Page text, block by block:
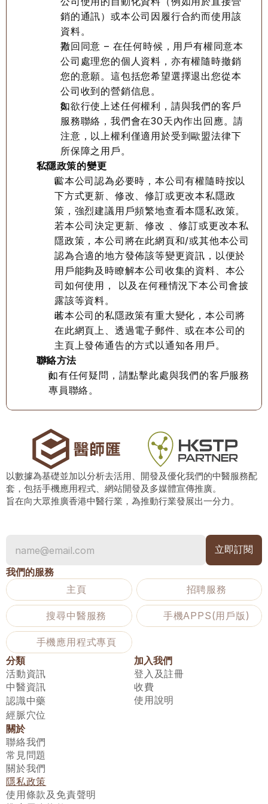
銷的通訊）或本公司因履行合約而使用該
資料。
撤回同意 – 在任何時候，用戶有權同意本
公司處理您的個人資料，亦有權隨時撤銷
您的意願。這包括您希望選擇退出您從本
公司收到的營銷信息。
如欲行使上述任何權利，請與我們的客戶
服務聯絡，我們會在30天內作出回應。請
注意，以上權利僅適用於受到歐盟法律下
所保障之用戶。
私隱政策的變更
當本公司認為必要時，本公司有權隨時按以
下方式更新、修改、修訂或更改本私隱政
策，強烈建議用戶頻繁地查看本隱私政策。
若本公司決定更新、修改 、修訂或更改本私
隱政策，本公司將在此網頁和/或其他本公司
認為合適的地方發佈該等變更資訊，以便於
用戶能夠及時瞭解本公司收集的資料、本公
司如何使用， 以及在何種情況下本公司會披
露該等資料。
若本公司的私隱政策有重大變化，本公司將
在此網頁上、透過電子郵件、或在本公司的
主頁上發佈通告的方式以通知各用戶。
聯絡方法
如有任何疑問，請點擊此處與我們的客戶服務
專員聯絡。
以數據為基礎並加以分析去活用、開發及優化我們的中醫服務配
套，包括手機應用程式、網站開發及多媒體宣傳推廣。
旨在向大眾推廣香港中醫行業，為推動行業發展出一分力。
我們的服務
主頁
招聘服務
搜尋中醫服務 手機APPS(用戶版)
手機應用程式專頁
分類
活動資訊
中醫資訊
認識中藥
經脈穴位
加入我們
登入及註冊
收費
使用說明
關於
聯絡我們
常見問題
關於我們
隱私政策
使用條款及免責聲明